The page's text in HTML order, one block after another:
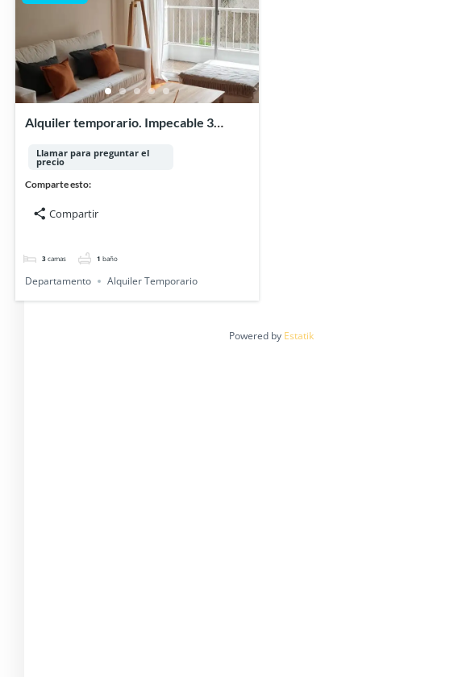
Alquiler temporario. Impecable 3
Llamar para preguntar el
precio
Comparte esto:
Compartir
3 camas 1 baño
Departamento Alquiler Temporario
Powered by Estatik